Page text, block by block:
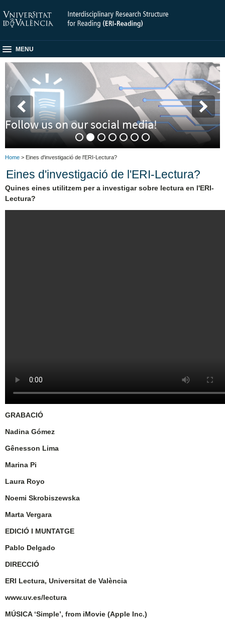
MENU
Follow us on our social media!
Home > Eines d'investigació de l'ERI-Lectura?
Eines d'investigació de l'ERI-Lectura?
Quines eines utilitzem per a investigar sobre lectura en l'ERI-
Lectura?
GRABACIÓ
Nadina Gómez
Gênesson Lima
Marina Pi
Laura Royo
Noemi Skrobiszewska
Marta Vergara
EDICIÓ I MUNTATGE
Pablo Delgado
DIRECCIÓ
ERI Lectura, Universitat de València
www.uv.es/lectura
MÚSICA ‘Simple’, from iMovie (Apple Inc.)